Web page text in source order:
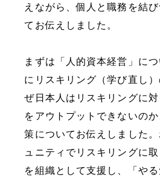
えながら、個人と職務を結
てお伝えしました。
まずは「人的資本経営」に
にリスキリング（学び直し
ぜ日本人はリスキリングに
をアウトプットできないの
策についてお伝えしました
ュニティでリスキリングに
を組織として支援し、「や